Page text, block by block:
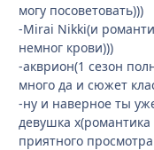
могу посоветовать)))
-Mirai Nikki(и
немног крови)))
-акврион(1 сезон
много да и сюжет
-ну и наверное ты
девушка x(романтика
приятного